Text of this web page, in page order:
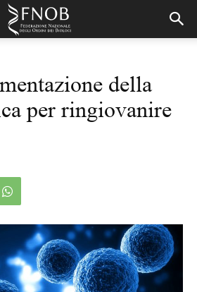
della
per ringiovanire